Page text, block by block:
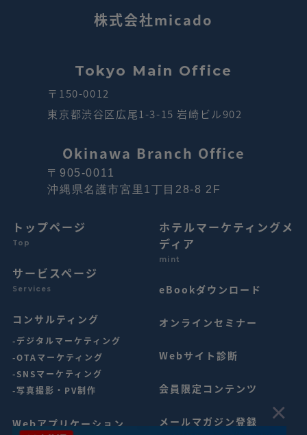
×
株式会社micado
Tokyo Main Office
〒150-0012
東京都渋谷区広尾1-3-15 岩崎ビル902
Okinawa Branch Office
〒905-0011
沖縄県名護市宮里1丁目28-8 2F
トップページ
Top
サービスページ
Services
コンサルティング
-デジタルマーケティング
-OTAマーケティング
-SNSマーケティング
-写真撮影・PV制作
Webアプリケーション
ホテルマーケティングメ
ディア
mint
eBookダウンロード
オンラインセミナー
Webサイト診断
会員限定コンテンツ
メールマガジン登録